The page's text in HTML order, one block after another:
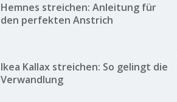
Hemnes streichen: Anleitung für
den perfekten Anstrich
Ikea Kallax streichen: So gelingt die
Verwandlung